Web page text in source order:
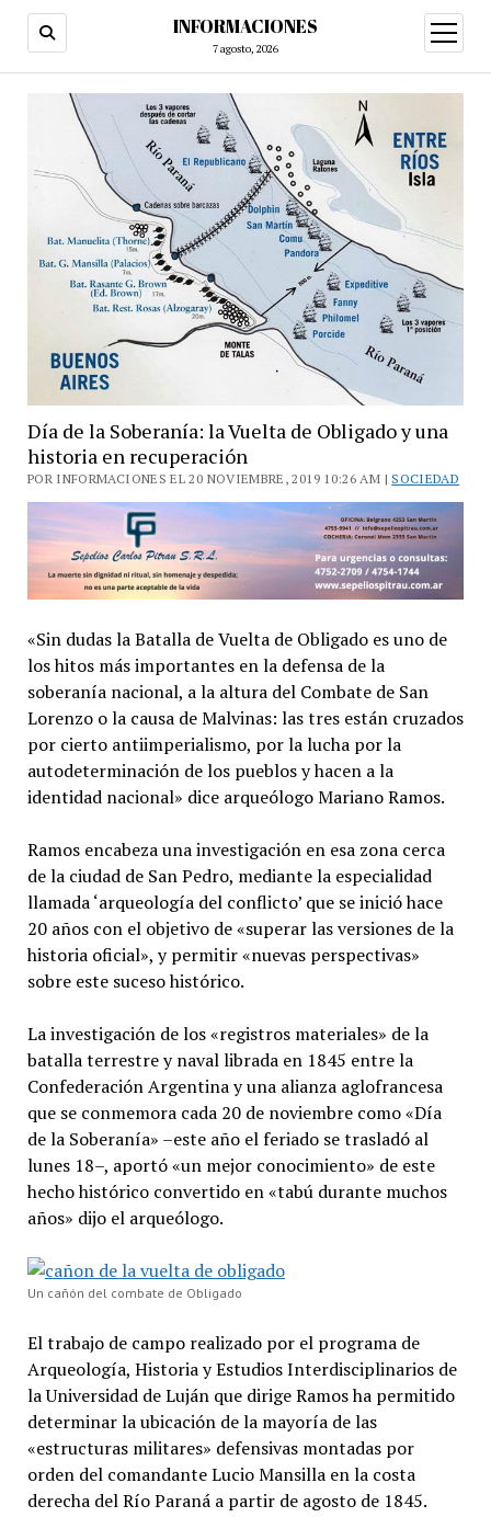
INFORMACIONES
7 agosto, 2026
abrir
menú
Día de la Soberanía: la Vuelta de Obligado y una
historia en recuperación
POR INFORMACIONES EL 20 NOVIEMBRE, 2019 10:26 AM | SOCIEDAD
«Sin dudas la Batalla de Vuelta de Obligado es uno de
los hitos más importantes en la defensa de la
soberanía nacional, a la altura del Combate de San
Lorenzo o la causa de Malvinas: las tres están cruzados
por cierto antiimperialismo, por la lucha por la
autodeterminación de los pueblos y hacen a la
identidad nacional» dice arqueólogo Mariano Ramos.
Ramos encabeza una investigación en esa zona cerca
de la ciudad de San Pedro, mediante la especialidad
llamada ‘arqueología del conflicto’ que se inició hace
20 años con el objetivo de «superar las versiones de la
historia oficial», y permitir «nuevas perspectivas»
sobre este suceso histórico.
La investigación de los «registros materiales» de la
batalla terrestre y naval librada en 1845 entre la
Confederación Argentina y una alianza aglofrancesa
que se conmemora cada 20 de noviembre como «Día
de la Soberanía» –este año el feriado se trasladó al
lunes 18–, aportó «un mejor conocimiento» de este
hecho histórico convertido en «tabú durante muchos
años» dijo el arqueólogo.
Un cañón del combate de Obligado
El trabajo de campo realizado por el programa de
Arqueología, Historia y Estudios Interdisciplinarios de
la Universidad de Luján que dirige Ramos ha permitido
determinar la ubicación de la mayoría de las
«estructuras militares» defensivas montadas por
orden del comandante Lucio Mansilla en la costa
derecha del Río Paraná a partir de agosto de 1845.